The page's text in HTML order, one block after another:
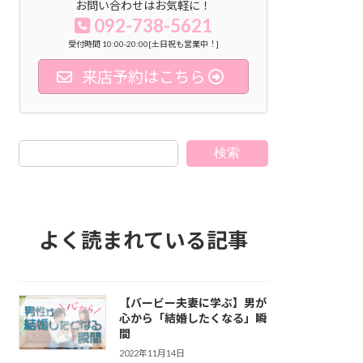
お問い合わせはお気軽に！
092-738-5621
受付時間 10:00-20:00[土日祝も営業中！]
来店予約はこちら
検索
よく読まれている記事
【バービー夫妻に学ぶ】男が
心から「結婚したくなる」瞬
間
2022年11月14日